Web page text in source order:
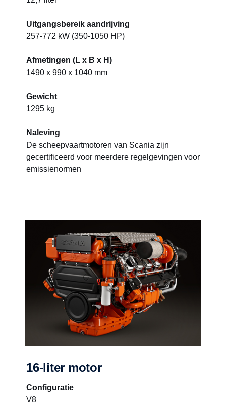
Uitgangsbereik aandrijving
257-772 kW (350-1050 HP)
Afmetingen (L x B x H)
1490 x 990 x 1040 mm
Gewicht
1295 kg
Naleving
De scheepvaartmotoren van Scania zijn
gecertificeerd voor meerdere regelgevingen voor
emissienormen
16-liter motor
Configuratie
V8